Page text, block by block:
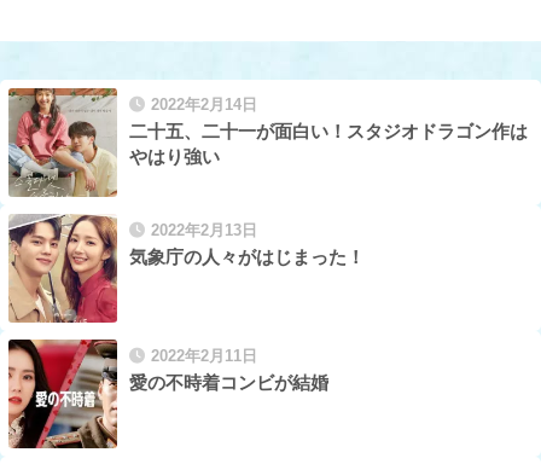
2022年2月14日
二十五、二十一が面白い！スタジオドラゴン作は
やはり強い
2022年2月13日
気象庁の人々がはじまった！
2022年2月11日
愛の不時着コンビが結婚